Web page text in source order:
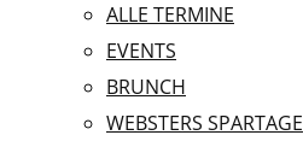
ALLE TERMINE
EVENTS
BRUNCH
WEBSTERS SPARTAGE